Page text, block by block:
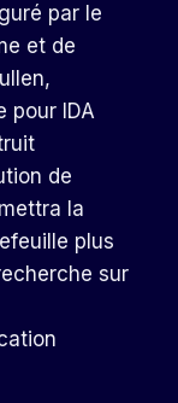
par le
et de
pour IDA
de
la
plus
sur